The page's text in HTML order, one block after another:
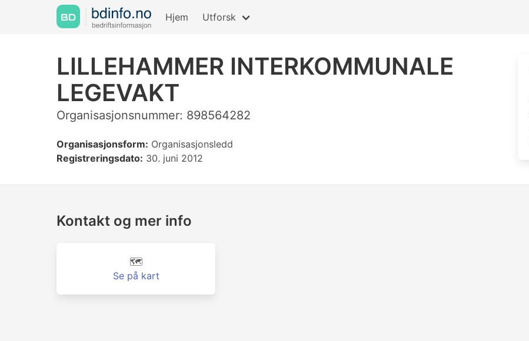
Hjem Utforsk
LILLEHAMMER INTERKOMMUNALE
LEGEVAKT
Organisasjonsnummer: 898564282
Organisasjonsform: Organisasjonsledd
Registreringsdato: 30. juni 2012
Kontakt og mer info
🗺️
Se på kart